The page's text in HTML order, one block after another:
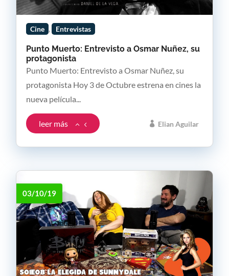
Punto Muerto: Entrevisto a Osmar Nuñez, su
protagonista
Elian Aguilar
Cine , Entrevistas
Punto Muerto: Entrevisto a Osmar Nuñez, su
protagonista Hoy 3 de Octubre estrena en cines la
nueva película...
leer más
03/10/19